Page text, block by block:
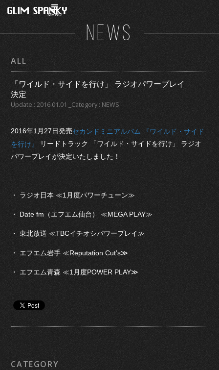
MENU
NEWS
ALL
「ワイルド・サイドを行け」 ラジオパワープレイ
決定
Update : 2016.01.01 _Category : NEWS
2016年1月27日発売セカンドミニアルバム 『ワイルド・サイド
を行け』
リードトラック 「ワイルド・サイドを行け」 ラジオ
パワープレイが決定いたしました！
・ ラジオ日本 ≪1月度パワーチューン≫
・ Date fm（エフエム仙台） ≪MEGA PLAY≫
・ 東北放送 ≪TBCイチオシパワープレイ≫
・ エフエム岩手 ≪Reputation Cut’s≫
・ エフエム青森 ≪1月度POWER PLAY≫
CATEGORY